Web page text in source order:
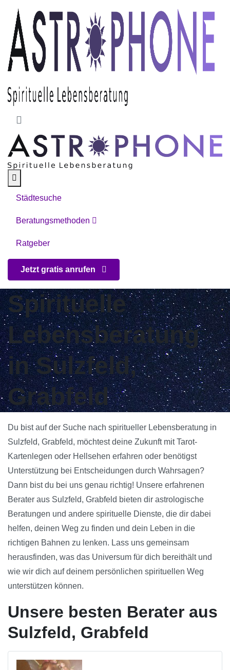
Skip to main content
Städtesuche
Beratungsmethoden
Ratgeber
Jetzt gratis anrufen
Spirituelle
Lebensberatung
in Sulzfeld,
Grabfeld
Du bist auf der Suche nach spiritueller Lebensberatung in
Sulzfeld, Grabfeld, möchtest deine Zukunft mit Tarot-
Kartenlegen oder Hellsehen erfahren oder benötigst
Unterstützung bei Entscheidungen durch Wahrsagen?
Dann bist du bei uns genau richtig! Unsere erfahrenen
Berater aus Sulzfeld, Grabfeld bieten dir astrologische
Beratungen und andere spirituelle Dienste, die dir dabei
helfen, deinen Weg zu finden und dein Leben in die
richtigen Bahnen zu lenken. Lass uns gemeinsam
herausfinden, was das Universum für dich bereithält und
wie wir dich auf deinem persönlichen spirituellen Weg
unterstützen können.
Unsere besten Berater aus
Sulzfeld, Grabfeld